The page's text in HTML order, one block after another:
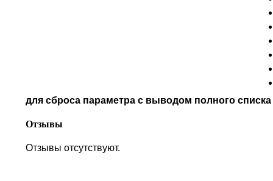
TVS
для сброса параметра с выводом полного
Отзывы
Отзывы отсутствуют.